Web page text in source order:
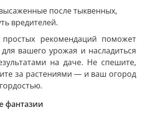
после тыквенных,
вредителей.
рекомендаций поможет
вашего урожая и насладиться
на даче. Не спешите,
за растениями — и ваш огород
фантазии